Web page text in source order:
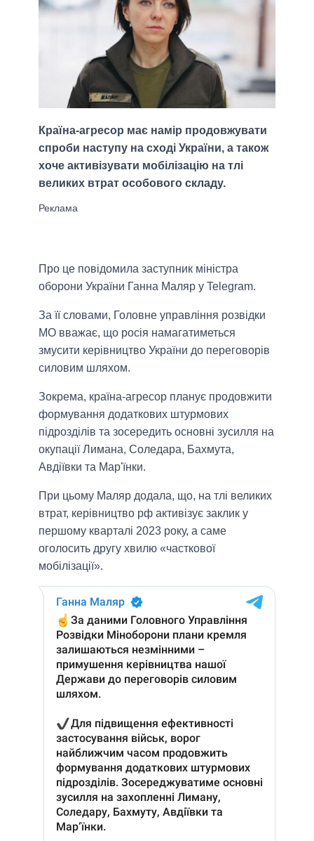
Країна-агресор має намір продовжувати
спроби наступу на сході України, а також
хоче активізувати мобілізацію на тлі
великих втрат особового складу.
Про це повідомила заступник міністра
оборони України Ганна Маляр у Telegram.
За її словами, Головне управління розвідки
МО вважає, що росія намагатиметься
змусити керівництво України до переговорів
силовим шляхом.
Зокрема, країна-агресор планує продовжити
формування додаткових штурмових
підрозділів та зосередить основні зусилля на
окупації Лимана, Соледара, Бахмута,
Авдіївки та Мар'їнки.
При цьому Маляр додала, що, на тлі великих
втрат, керівництво рф активізує заклик у
першому кварталі 2023 року, а саме
оголосить другу хвилю «часткової
мобілізації».